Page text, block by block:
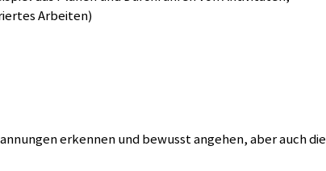
Arbeiten)
erkennen und bewusst angehen, aber auch die